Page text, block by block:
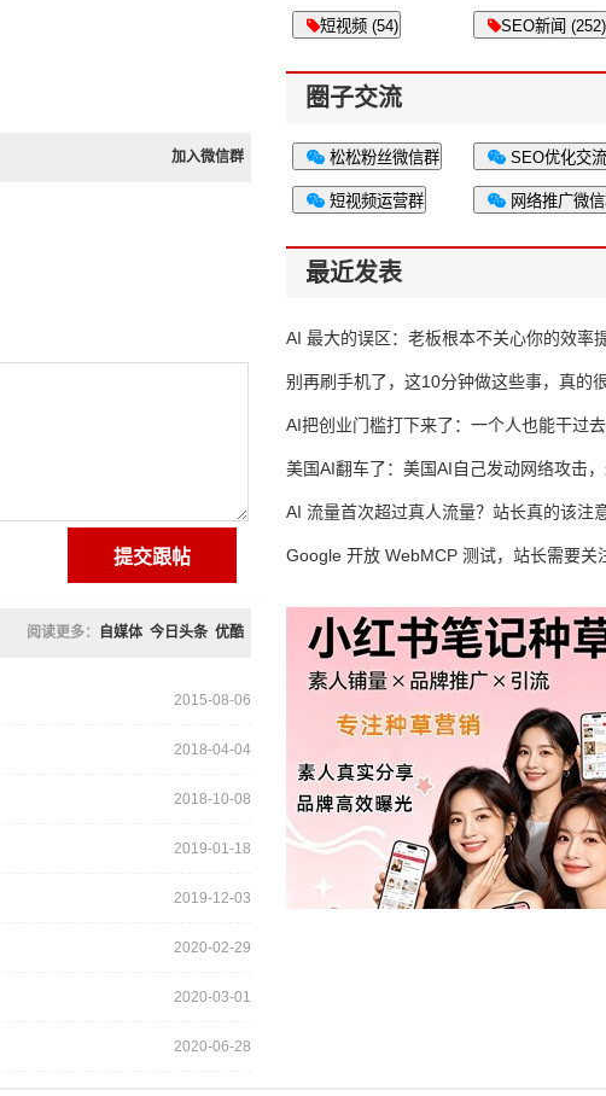
加入微信群
阅读更多： 自媒体 今日头条 优酷
2015-08-06
2018-04-04
2018-10-08
2019-01-18
2019-12-03
2020-02-29
2020-03-01
2020-06-28
短视频 (54) SEO新闻 (252)
圈子交流
松松粉丝微信群 SEO优化交
短视频运营群 网络推广微
最近发表
AI 最大的误区：老板根本不关心你的效率
别再刷手机了，这10分钟做这些事，真的
AI把创业门槛打下来了：一个人也能干过
人的活
美国AI翻车了：美国AI自己发动网络攻击
竟然靠中国AI帮忙善后
AI 流量首次超过真人流量？站长真的该注
Google 开放 WebMCP 测试，站长需要关